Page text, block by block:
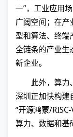
一”，工业应用
广阔空间；在产
型和算法、终端
全链条的产业生
新企业。
此外，算力
深圳正加快构建
“开源鸿蒙/
算力、数据和基